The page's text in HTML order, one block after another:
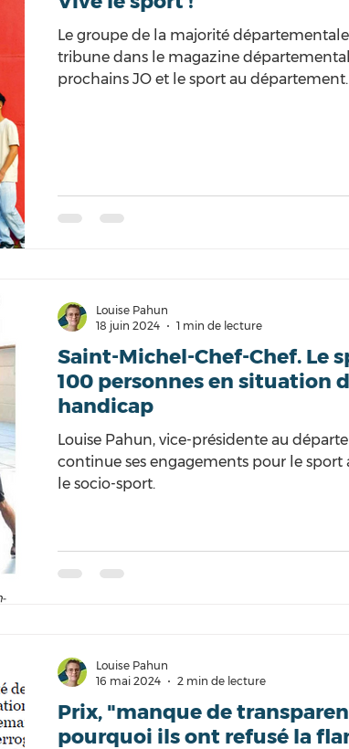
Le groupe de la majorité
tribune dans le magazine
prochains JO et le sport au département.
Saint-Michel-Chef-Chef. Le
100 personnes en situation
handicap
Louise Pahun, vice-présidente au
continue ses engagements pour le sport
le socio-sport.
Louise Pahun
18 juin 2024
1 min de lecture
Prix, "manque de
pourquoi ils ont refusé la
Louise Pahun
16 mai 2024
2 min de lecture